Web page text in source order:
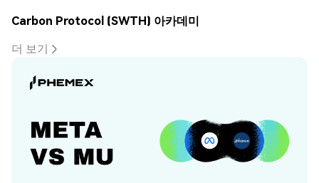
Carbon Protocol (SWTH) 아카데미
더 보기